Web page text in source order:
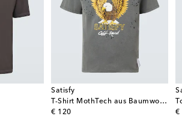
Satisfy
T-Shirt MothTech aus Baumwoll-Jersey
€ 120
original price
€